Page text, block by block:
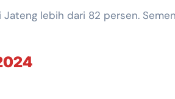
lebih dari 82 persen.